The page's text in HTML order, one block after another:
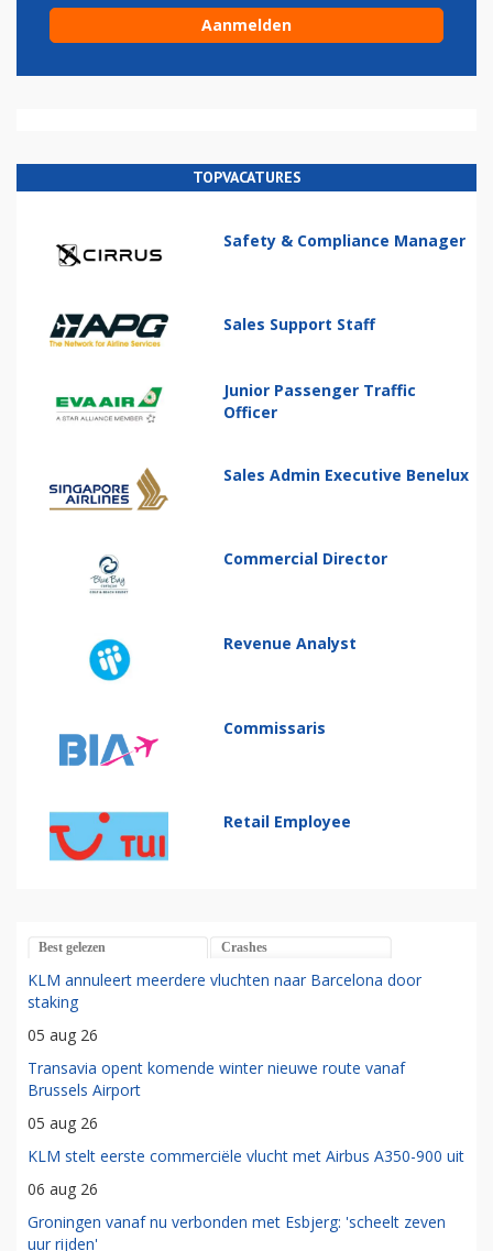
TOPVACATURES
Safety & Compliance Manager
Sales Support Staff
Junior Passenger Traffic
Officer
Sales Admin Executive Benelux
Commercial Director
Revenue Analyst
Commissaris
Retail Employee
Best gelezen Crashes
KLM annuleert meerdere vluchten naar Barcelona door
staking
05 aug 26
Transavia opent komende winter nieuwe route vanaf
Brussels Airport
05 aug 26
KLM stelt eerste commerciële vlucht met Airbus A350-900 uit
06 aug 26
Groningen vanaf nu verbonden met Esbjerg: 'scheelt zeven
uur rijden'